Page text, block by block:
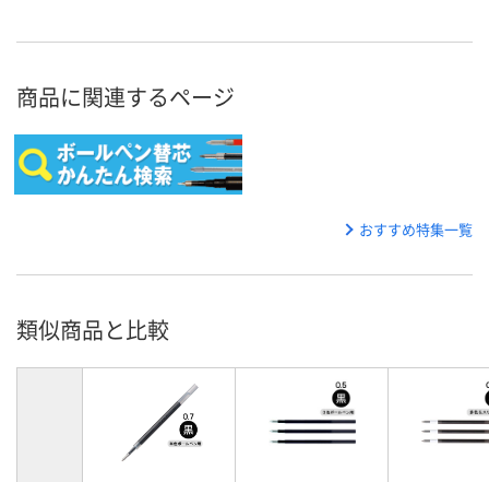
商品に関連するページ
おすすめ特集一覧
類似商品と比較